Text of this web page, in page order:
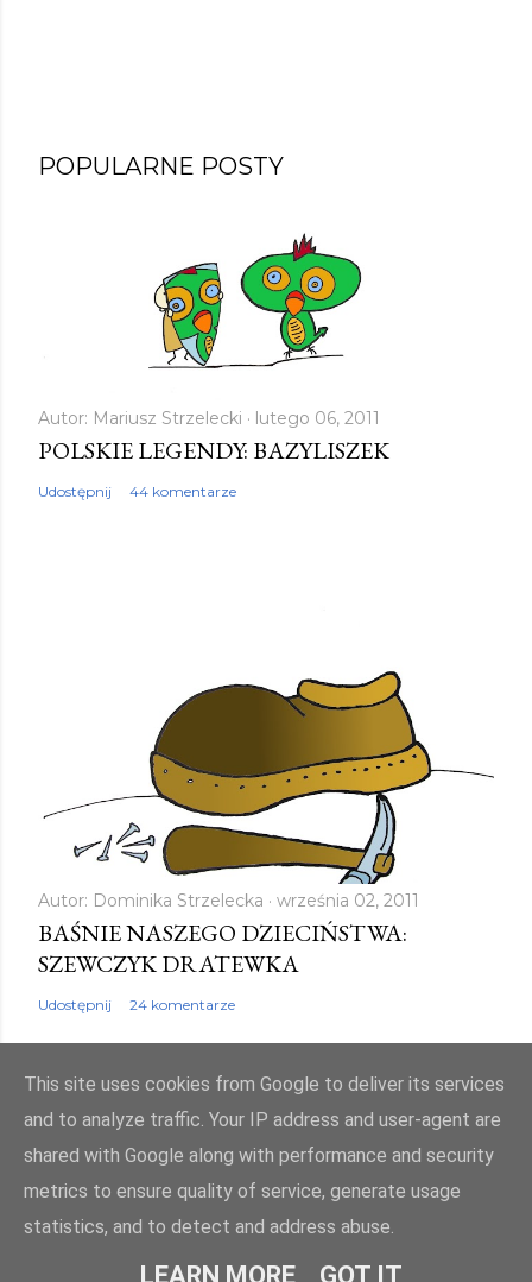
POPULARNE POSTY
Autor: Mariusz Strzelecki lutego 06, 2011
POLSKIE LEGENDY: BAZYLISZEK
Udostępnij 44 komentarze
Autor: Dominika Strzelecka września 02, 2011
BAŚNIE NASZEGO DZIECIŃSTWA:
SZEWCZYK DRATEWKA
Udostępnij 24 komentarze
Obsługiwane przez usługę Blogger
Autor obrazów motywu:Mae Burke
© bajkowyzakatek.eu 2010 - 2024. Wszelkie prawa zastrzeżone
This site uses cookies from Google to deliver its services
and to analyze traffic. Your IP address and user-agent are
shared with Google along with performance and security
metrics to ensure quality of service, generate usage
statistics, and to detect and address abuse.
LEARN MORE GOT IT